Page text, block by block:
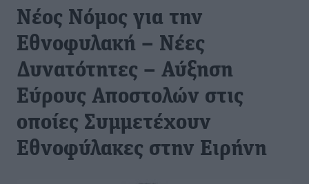
Νέος Νόμος για την
Εθνοφυλακή – Νέες
Δυνατότητες – Αύξηση
Εύρους Αποστολών στις
οποίες Συμμετέχουν
Εθνοφύλακες στην Ειρήνη